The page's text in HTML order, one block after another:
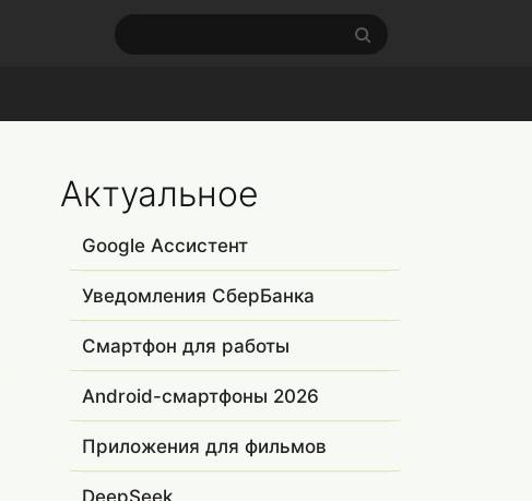
Актуальное
Google Ассистент
Уведомления СберБанка
Смартфон для работы
Android-смартфоны 2026
Приложения для фильмов
DeepSeek